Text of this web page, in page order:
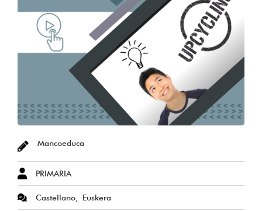
Mancoeduca
PRIMARIA
Castellano Euskera